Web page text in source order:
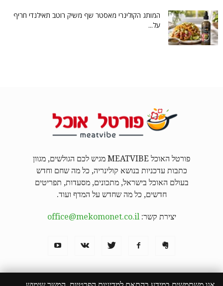
המותג הקולינרי מאסטר שף משיק רוטב תאילנדי חריף
על...
פורטל האוכל MEATVIBE מגיש לכם הגולשים, מגוון
כתבות עדכניות בנושא קולינריה, כל מה שחם וחדש
בעולם האוכל בישראל, מתכונים, מסעדות, תפריטים
חדשים, כל מה שחדש על המדף ועוד.
יצירת קשר:office@mekomonet.co.il